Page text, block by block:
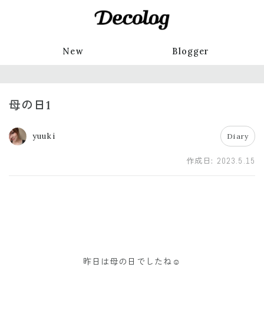
New Blogger
母の日1
yuuki Diary
作成日: 2023.5.15
昨日は母の日でしたね☺️